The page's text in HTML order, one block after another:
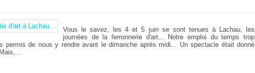
Vous le savez, les 4 et 5 juin se sont tenues à Lachau, les
journées de la ferronnerie d'art... Notre emploi du temps trop
permis de nous y rendre avant le dimanche après midi... Un spectacle était donné